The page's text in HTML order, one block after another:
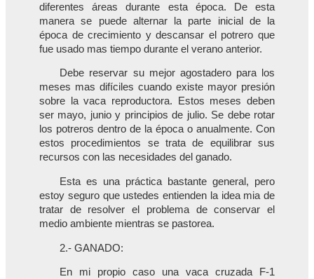
diferentes áreas durante esta época. De esta
manera se puede alternar la parte inicial de la
época de crecimiento y descansar el potrero que
fue usado mas tiempo durante el verano anterior.
Debe reservar su mejor agostadero para los
meses mas difíciles cuando existe mayor presión
sobre la vaca reproductora. Estos meses deben
ser mayo, junio y principios de julio. Se debe rotar
los potreros dentro de la época o anualmente. Con
estos procedimientos se trata de equilibrar sus
recursos con las necesidades del ganado.
Esta es una práctica bastante general, pero
estoy seguro que ustedes entienden la idea mia de
tratar de resolver el problema de conservar el
medio ambiente mientras se pastorea.
2.- GANADO:
En mi propio caso una vaca cruzada F-1